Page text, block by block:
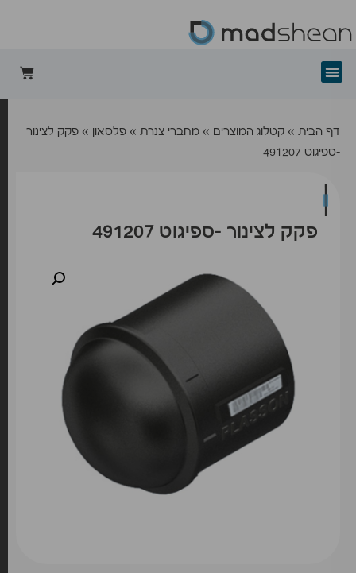
דף הבית » קטלוג המוצרים » מחברי צנרת » פלסאון » פקק לצינור
-ספיגוט 491207
פקק לצינור -ספיגוט 491207